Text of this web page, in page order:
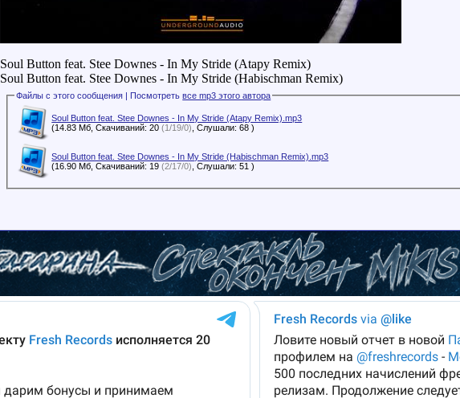
Soul Button feat. Stee Downes - In My Stride (Atapy Remix)
Soul Button feat. Stee Downes - In My Stride (Habischman Remix)
Файлы с этого сообщения | Посмотретьвсе mp3 этого автора
Soul Button feat. Stee Downes - In My Stride (Atapy Remix).mp3
(14.83 Мб, Скачиваний: 20(1/19/0) , Слушали: 68 )
Soul Button feat. Stee Downes - In My Stride (Habischman Remix).mp3
(16.90 Мб, Скачиваний: 19(2/17/0) , Слушали: 51 )